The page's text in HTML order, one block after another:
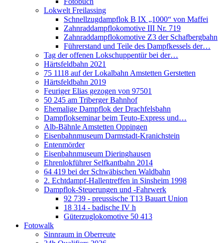
Lokwelt Freilassing
Schnellzugdampflok B IX „1000“ von Maffei
Zahnraddampflokomotive III Nr. 719
Zahnraddampflokomotive Z3 der Schafbergbahn
Führerstand und Teile des Dampfkessels der…
Tag der offenen Lokschuppentür bei der…
Härtsfeldbahn 2021
75 1118 auf der Lokalbahn Amstetten Gerstetten
Härtsfeldbahn 2019
Feuriger Elias gezogen von 97501
50 245 am Triberger Bahnhof
Ehemalige Dampflok der Drachfelsbahn
Dampflokseminar beim Teuto-Express und…
Alb-Bähnle Amstetten Oppingen
Eisenbahnmuseum Darmstadt-Kranichstein
Entenmörder
Eisenbahnmuseum Dieringhausen
Ehrenlokführer Selfkantbahn 2014
64 419 bei der Schwäbischen Waldbahn
2. Echtdampf-Hallentreffen in Sinsheim 1998
Dampflok-Steuerungen und -Fahrwerk
92 739 - preussische T13 Bauart Union
18 314 - badische IV h
Güterzuglokomotive 50 413
Fotowalk
Sinnraum in Oberreute